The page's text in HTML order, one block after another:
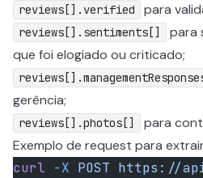
reviews[].verified para
reviews[].sentiments[]
para
que foi elogiado ou criticado;
gerência;
reviews[].photos[]
para
Exemplo de request para
curl -X POST https://